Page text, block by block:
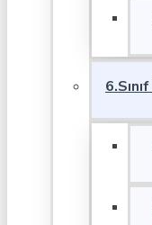
6.Sınıf